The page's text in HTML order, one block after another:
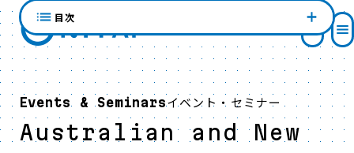
Events & Seminarsイベント・セミナー
Australian and New
目次